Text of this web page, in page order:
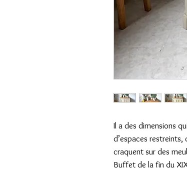
Il a des dimensions
d’espaces
craquent sur des
Buffet de la fin du